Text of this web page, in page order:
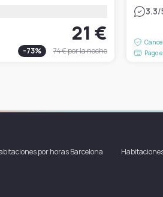
21 €
-73% 74 €por la noche
3.3/
Pago
por horas Barcelona